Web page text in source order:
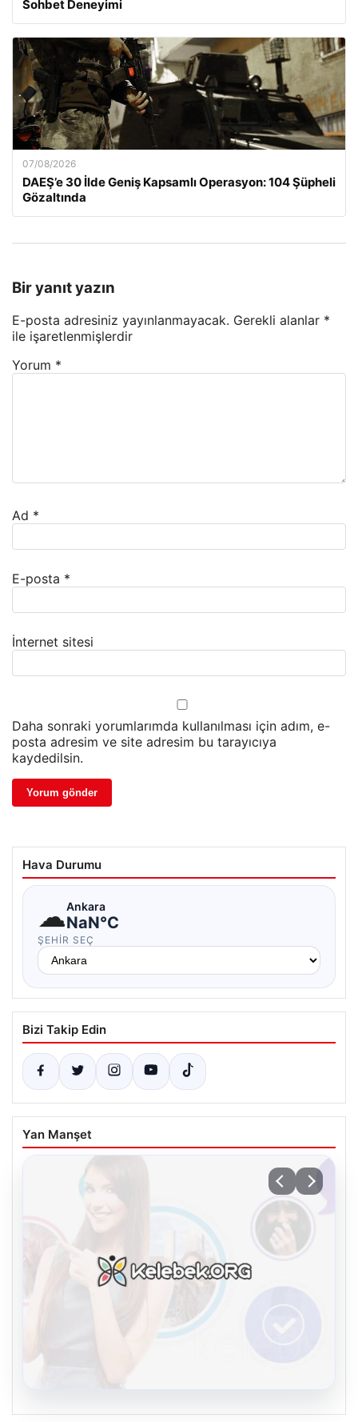
Sohbet Deneyimi
07/08/2026
DAEŞ’e 30 İlde Geniş Kapsamlı Operasyon: 104 Şüpheli
Gözaltında
Bir yanıt yazın
E-posta adresiniz yayınlanmayacak. Gerekli alanlar *
ile işaretlenmişlerdir
Yorum *
Ad *
E-posta *
İnternet sitesi
Daha sonraki yorumlarımda kullanılması için adım, e-
posta adresim ve site adresim bu tarayıcıya
kaydedilsin.
Hava Durumu
☁Ankara
NaN°C
ŞEHIR SEÇ
Bizi Takip Edin
Yan Manşet
08.08.2026